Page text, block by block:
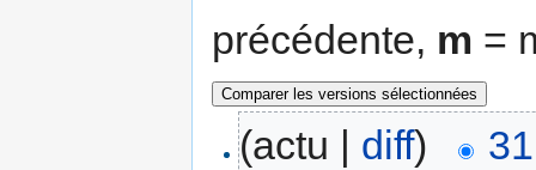
précédente, m =
(actu | diff)